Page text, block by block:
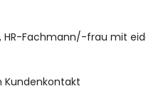
HR-Fachmann/-frau mit
Kundenkontakt